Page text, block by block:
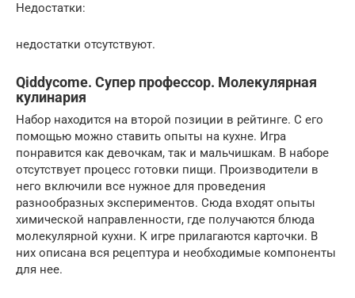
Недостатки:
недостатки отсутствуют.
Qiddycome. Супер профессор. Молекулярная
кулинария
Набор находится на второй позиции в рейтинге. С его
помощью можно ставить опыты на кухне. Игра
понравится как девочкам, так и мальчишкам. В наборе
отсутствует процесс готовки пищи. Производители в
него включили все нужное для проведения
разнообразных экспериментов. Сюда входят опыты
химической направленности, где получаются блюда
молекулярной кухни. К игре прилагаются карточки. В
них описана вся рецептура и необходимые компоненты
для нее.